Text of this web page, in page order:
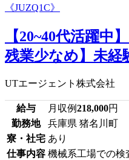
【20~40代活躍中
残業少なめ】未
UTエージェント株式会社
給与 月収例218,000円
勤務地
兵庫県 猪名川町
寮・社宅 あり
仕事内容 機械系工場での検